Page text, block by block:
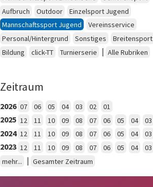
Aufbruch
Outdoor
Einzelsport Jugend
Mannschaftssport Jugend
Vereinsservice
Personal/Hintergrund
Sonstiges
Breitensport
Bildung
click-TT Turnierserie | Alle Rubriken
Zeitraum
2026 07 06 05 04 03 02 01
2025 12 11 10 09 08 07 06 05 04 03
2024 12 11 10 09 08 07 06 05 04 03
2023 12 11 10 09 08 07 06 05 04 03
mehr...
| Gesamter Zeitraum